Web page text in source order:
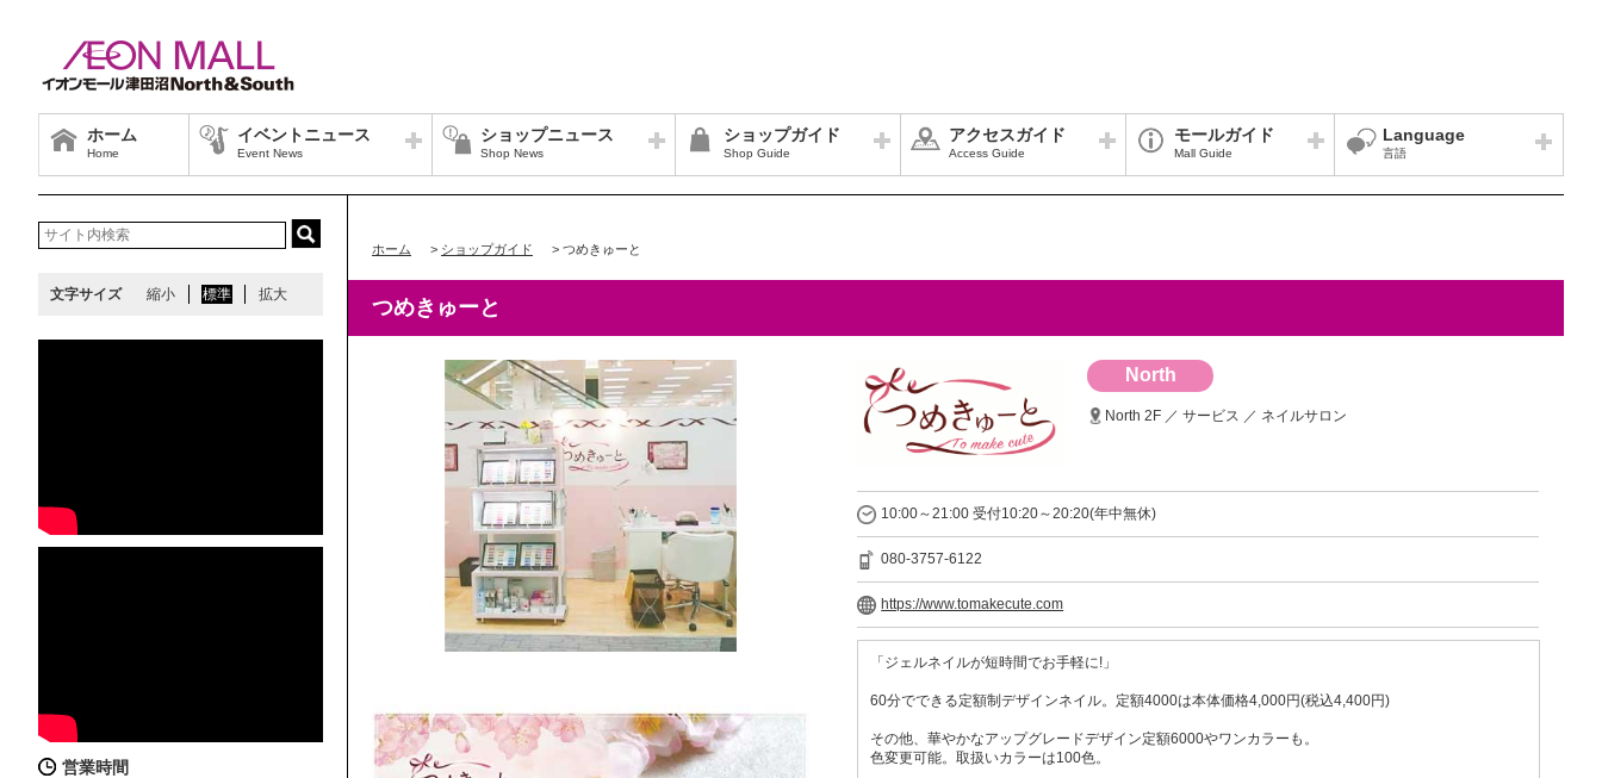
ホーム
Home
イベントニュース
Event News
ショップニュース
Shop News
ショップガイド
Shop Guide
アクセスガイド
Access Guide
モールガイド
Mall Guide
Language
言語
ホーム > ショップガイド > つめきゅーと
つめきゅーと
North
North 2F ／ サービス ／ ネイルサロン
10:00～21:00 受付10:20～20:20(年中無休)
080-3757-6122
https://www.tomakecute.com
「ジェルネイルが短時間でお手軽に!」
60分でできる定額制デザインネイル。定額4000は本体価格4,000円(税込4,400円)
その他、華やかなアップグレードデザイン定額6000やワンカラーも。
色変更可能。取扱いカラーは100色。
文字サイズ 縮小 標準 拡大
営業時間